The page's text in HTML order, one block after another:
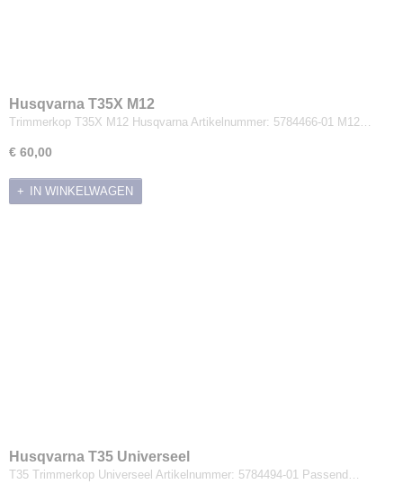
Husqvarna T35X M12
Trimmerkop T35X M12 Husqvarna Artikelnummer: 5784466-01 M12…
€ 60,00
IN WINKELWAGEN
Husqvarna T35 Universeel
T35 Trimmerkop Universeel Artikelnummer: 5784494-01 Passend…